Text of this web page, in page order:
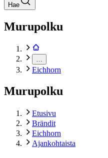
Hae
Murupolku
Eichhorn
Murupolku
Etusivu
Brändit
Eichhorn
Ajankohtaista